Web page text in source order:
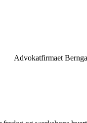
Advokatfirmaet